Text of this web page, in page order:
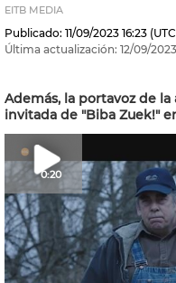
EITB MEDIA
Publicado: 11/09/2023 16:23
Última actualización: 12/09/2023
Además, la portavoz de
invitada de "Biba Zuek!"
0:20